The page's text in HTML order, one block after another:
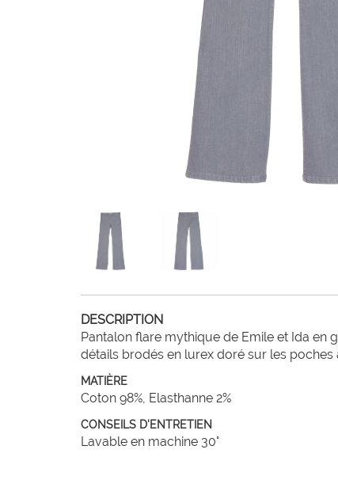
DESCRIPTION
Pantalon flare mythique de Emile et Ida en
détails brodés en lurex doré sur les poches
MATIÈRE
Coton 98%, Elasthanne 2%
CONSEILS D'ENTRETIEN
Lavable en machine 30°